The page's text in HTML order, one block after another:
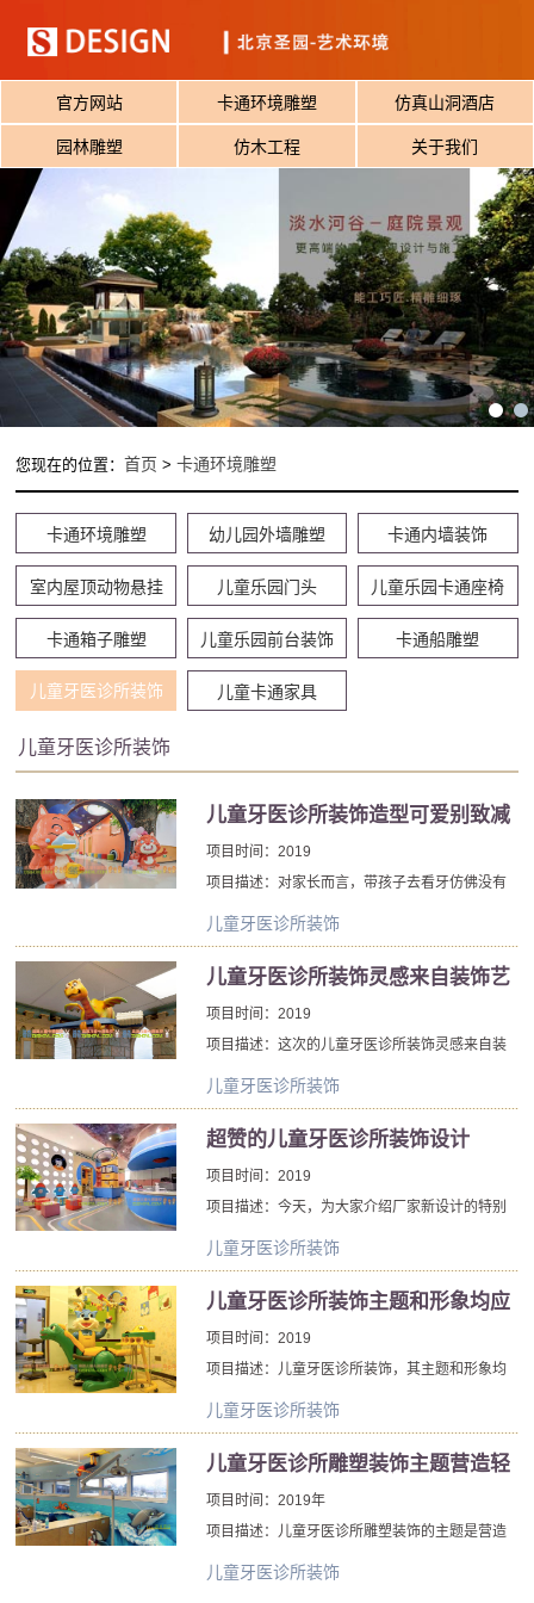
官方网站 卡通环境雕塑 仿真山洞酒店
园林雕塑 仿木工程 关于我们
您现在的位置：首页 >卡通环境雕塑
卡通环境雕塑 幼儿园外墙雕塑 卡通内墙装饰
室内屋顶动物悬挂 儿童乐园门头 儿童乐园卡通座椅
卡通箱子雕塑 儿童乐园前台装饰 卡通船雕塑
儿童牙医诊所装饰 儿童卡通家具
儿童牙医诊所装饰
儿童牙医诊所装饰造型可爱别致减
轻小朋友对环境的恐惧
项目时间：2019
项目描述：对家长而言，带孩子去看牙仿佛没有
硝烟的“战争”，永远在和小朋友斗智斗勇，使尽浑
看牙的“征程”仍在继续。为了消除孩子看牙恐惧心
牙医诊所装饰重磅升级，打造口腔d士尼。儿童牙
医诊所装饰充满童趣的装修风格，让孩子在轻松
的氛围下完成诊不再是梦想。
儿童牙医诊所装饰
儿童牙医诊所装饰灵感来自装饰艺
术再增加了一些异想天开的想法
项目时间：2019
项目描述：这次的儿童牙医诊所装饰灵感来自装
饰艺术，在童趣基础上的，再增加了一些异想天
喜欢将不同的形象、面料、图案、材料、颜色相
儿童牙医诊所装饰
超赞的儿童牙医诊所装饰设计
项目时间：2019
项目描述：今天，为大家介绍厂家新设计的特别
受欢迎的儿童牙医诊所装饰设计，看完后一定会
幻、童话非常喜好，那么，来这里探索充满有趣
儿童牙医诊所装饰
儿童牙医诊所装饰主题和形象均应
与环境相协调
项目时间：2019
项目描述：儿童牙医诊所装饰，其主题和形象均
应与环境相协调。儿童牙医诊所装饰与所在空间
牙医诊所装饰本身的朝向、色彩以及与背景的关
益彰。
儿童牙医诊所装饰
儿童牙医诊所雕塑装饰主题营造轻
松环境减少紧张气氛
项目时间：2019年
项目描述：儿童牙医诊所雕塑装饰的主题是营造
轻松环境减少紧张气氛，北京厂家设计制作的儿
儿童牙医诊所装饰